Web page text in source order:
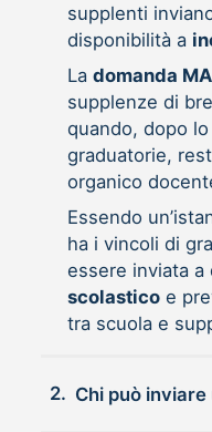
supplenti
disponibilità a
La domanda
supplenze di
quando, dopo
graduatorie,
organico
Essendo
ha i vincoli di
essere inviata a
scolasticoe
tra scuola e
2.